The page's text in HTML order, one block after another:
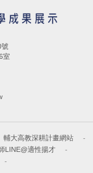
室
輔大高教深耕計畫網站
-
LINE@適性揚才
-
-